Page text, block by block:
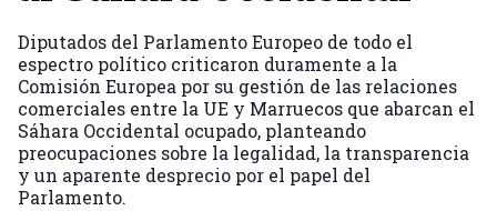
Diputados del Parlamento Europeo de todo el
espectro político criticaron duramente a la
Comisión Europea por su gestión de las relaciones
comerciales entre la UE y Marruecos que abarcan el
Sáhara Occidental ocupado, planteando
preocupaciones sobre la legalidad, la transparencia
y un aparente desprecio por el papel del
Parlamento.